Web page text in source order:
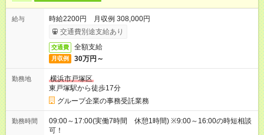
給与
時給2200円 月収例 308,000円
交通費別途支給あり
交通費 全額支給
月収例 30万円～
勤務地
横浜市戸塚区
東戸塚駅から徒歩17分
グループ企業の事務受託業務
勤務時間
09:00～17:00(実働7時間 休憩1時間) ※9:00～16:00の時短相談
可！